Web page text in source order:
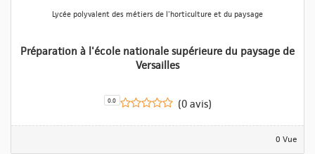
Lycée polyvalent des métiers de l'horticulture et du paysage
Préparation à l'école nationale supérieure du paysage de
Versailles
0.0 (0 avis)
0 Vue